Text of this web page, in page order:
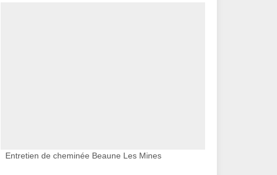
Entretien de cheminée Beaune Les Mines